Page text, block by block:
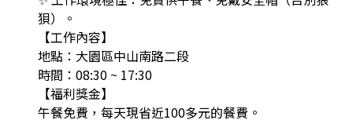
狽）。
【工作內容】
地點：大園區中山南路二段
時間：08:30 ~ 17:30
【福利獎金】
午餐免費，每天現省近100多元的餐費。